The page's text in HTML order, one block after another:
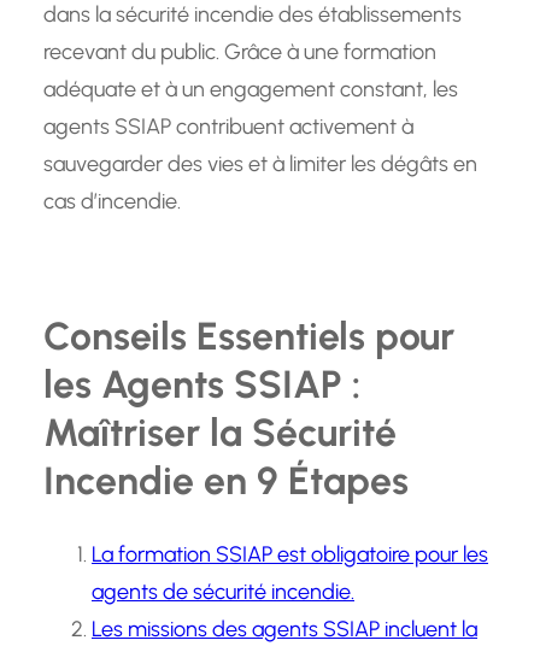
dans la sécurité incendie des établissements
recevant du public. Grâce à une formation
adéquate et à un engagement constant, les
agents SSIAP contribuent activement à
sauvegarder des vies et à limiter les dégâts en
cas d’incendie.
Conseils Essentiels pour
les Agents SSIAP :
Maîtriser la Sécurité
Incendie en 9 Étapes
La formation SSIAP est obligatoire pour les
agents de sécurité incendie.
Les missions des agents SSIAP incluent la